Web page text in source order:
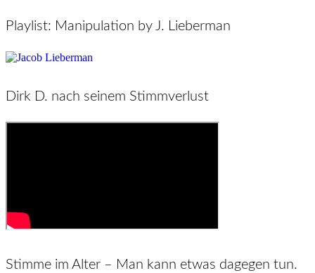
Playlist: Manipulation by J. Lieberman
Dirk D. nach seinem Stimmverlust
Stimme im Alter – Man kann etwas dagegen tun.